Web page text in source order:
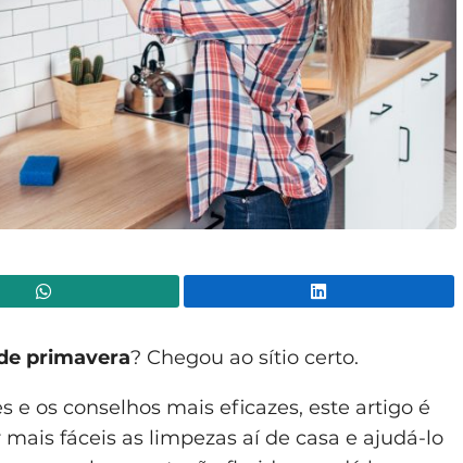
primavera? Chegou ao sítio certo.
e os conselhos mais eficazes, este artigo é
fáceis as limpezas aí de casa e ajudá-lo